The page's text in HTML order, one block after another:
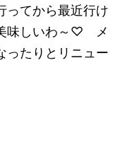
ってから最近行け
味しいわ～♡ メ
ったりとリニュー